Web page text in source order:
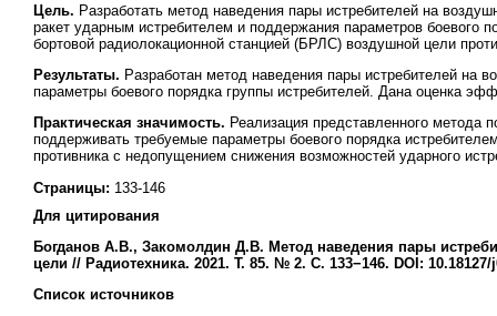
Цель. Разработать метод наведения пары истребителей на
ракет ударным истребителем и поддержания параметров боевого
бортовой радиолокационной станцией (БРЛС) воздушной цели
Результаты. Разработан метод наведения пары истребителей на
параметры боевого порядка группы истребителей. Дана оценка
Практическая значимость. Реализация представленного метода
поддерживать требуемые параметры боевого порядка
противника с недопущением снижения возможностей ударного
Страницы: 133-146
Для цитирования
Богданов А.В., Закомолдин Д.В. Метод наведения пары
цели // Радиотехника. 2021. Т. 85. № 2. С. 133−146. DOI: 10.18127/
Список источников